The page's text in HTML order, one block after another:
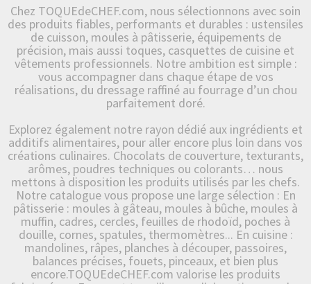
Chez TOQUEdeCHEF.com, nous sélectionnons avec soin
des produits fiables, performants et durables : ustensiles
de cuisson, moules à pâtisserie, équipements de
précision, mais aussi toques, casquettes de cuisine et
vêtements professionnels. Notre ambition est simple :
vous accompagner dans chaque étape de vos
réalisations, du dressage raffiné au fourrage d’un chou
parfaitement doré.
Explorez également notre rayon dédié aux ingrédients et
additifs alimentaires, pour aller encore plus loin dans vos
créations culinaires. Chocolats de couverture, texturants,
arômes, poudres techniques ou colorants… nous
mettons à disposition les produits utilisés par les chefs.
Notre catalogue vous propose une large sélection : En
pâtisserie : moules à gâteau, moules à bûche, moules à
muffin, cadres, cercles, feuilles de rhodoïd, poches à
douille, cornes, spatules, thermomètres... En cuisine :
mandolines, râpes, planches à découper, passoires,
balances précises, fouets, pinceaux, et bien plus
encore.TOQUEdeCHEF.com valorise les produits